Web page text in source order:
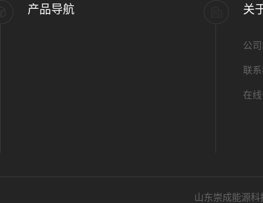
产品导航 关
公
联
在
山东崇成能源